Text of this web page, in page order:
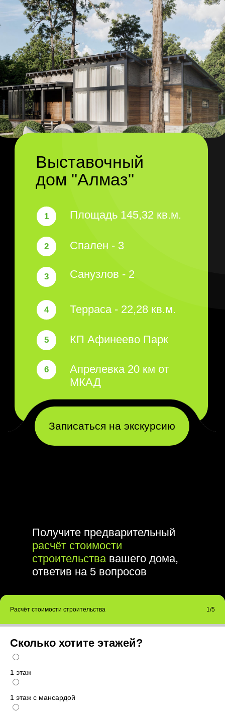
Получите предварительный
расчёт стоимости
строительствавашего дома,
ответив на 5 вопросов
Расчёт стоимости строительства 1/5
Сколько хотите этажей?
1 этаж
1 этаж с мансардой